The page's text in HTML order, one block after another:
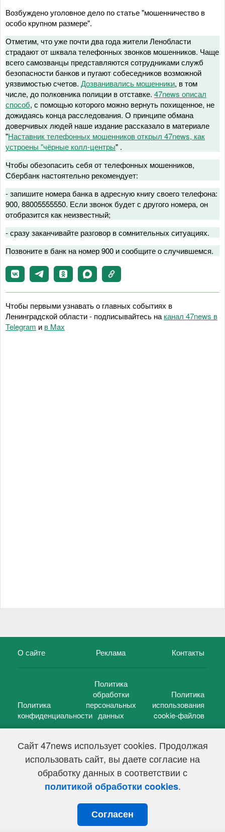
Сайт 47news использует cookies. Продолжая
использовать сайт, вы даете согласие на
обработку данных в соответствии с
политикой обработки cookies.
Согласен
Возбуждено уголовное дело по статье "мошенничество в
особо крупном размере".
Отметим, что уже почти два года жители Ленобласти
страдают от шквала телефонных звонков мошенников. Чаще
всего самозванцы представляются сотрудниками служб
безопасности банков и пугают собеседников возможной
уязвимостью счетов. Дозванивались мошенники, в том
числе, до полковника полиции в отставке. 47news описал
способ, с помощью которого можно вернуть похищенное, не
дожидаясь конца расследования. О принципе обмана
доверчивых людей наше издание рассказало в материале
"Наставник телефонных мошенников открыл 47news, как
устроены "чёрные колл-центры" .
Чтобы обезопасить себя от телефонных мошенников,
Сбербанк настоятельно рекомендует:
- запишите номера банка в адресную книгу своего телефона:
900, 88005555550. Если звонок будет с другого номера, он
отобразится как неизвестный;
- сразу заканчивайте разговор в сомнительных ситуациях.
Позвоните в банк на номер 900 и сообщите о случившемся.
Чтобы первыми узнавать о главных событиях в
Ленинградской области - подписывайтесь на канал 47news в
Telegram и в Maх
О сайте Реклама Контакты
Политика
конфиденциальности
Политика
обработки
персональных
данных
Политика
использования
cookie-файлов
47 новостей (47 news)2005 — 2026 г.
Свидетельство о регистрации СМИ Эл № ФС 77-39848, выдано
Федеральной службой по надзору в сфере связи,
информационных технологий и массовых коммуникаций